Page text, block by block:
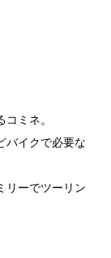
ミネ。
バイクで必要な
リーでツーリン